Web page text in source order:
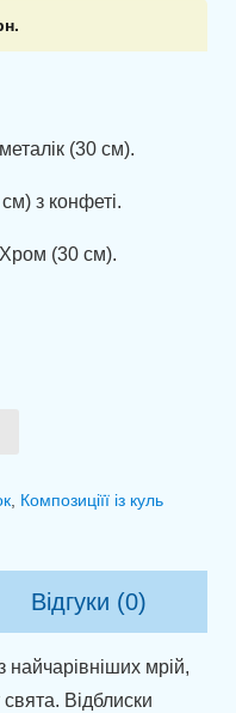
(30 см).
з конфеті.
Хром (30 см).
, Композиціїї із куль
Відгуки (0)
найчарівніших мрій,
Відблиски